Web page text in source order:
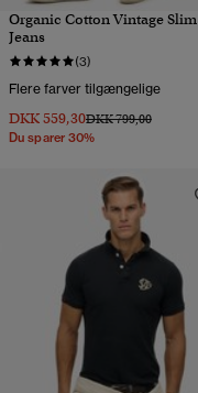
Organic Cotton Vintage Slim
Jeans
(3)
Flere farver tilgængelige
DKK 559,30Pris nedsat fra
DKK 799,00til
Du sparer 30%